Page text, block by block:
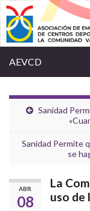
AEVCD
Sanidad
Sanidad Permite
se
ABR
08
La
uso de